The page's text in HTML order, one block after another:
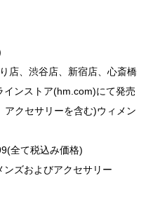
店、渋谷店、新宿店、心斎橋
インストア(hm.com)にて発売
アクセサリーを含む)ウィメン
全て税込み価格)
ンズおよびアクセサリー